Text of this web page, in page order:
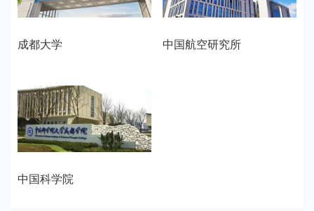
成都大学 中国航空研究所
中国科学院